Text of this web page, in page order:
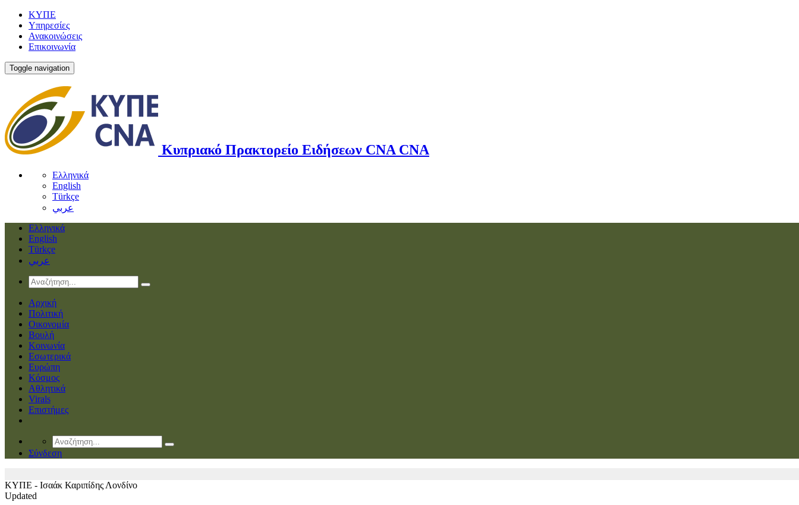
ΚΥΠΕ
Υπηρεσίες
Ανακοινώσεις
Επικοινωνία
Toggle navigation
Κυπριακό Πρακτορείο Ειδήσεων CNA CNA
Ελληνικά
English
Türkçe
عربي
Ελληνικά
English
Türkçe
عربي
Αρχική
Πολιτική
Οικονομία
Βουλή
Κοινωνία
Εσωτερικά
Ευρώπη
Κόσμος
Αθλητικά
Virals
Επιστήμες
Σύνδεση
ΚΥΠΕ - Ισαάκ Καριπίδης Λονδίνο
Updated